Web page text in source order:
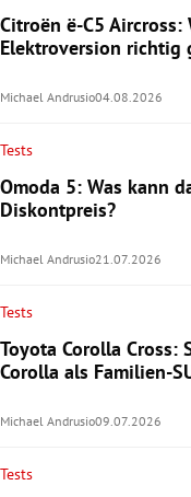
Citroën ë-C5
Elektroversion richtig
Michael Andrusio04.08.2026
Tests
Omoda 5: Was kann
Diskontpreis?
Michael Andrusio21.07.2026
Tests
Toyota Corolla Cross:
Corolla als Familien-
Michael Andrusio09.07.2026
Tests